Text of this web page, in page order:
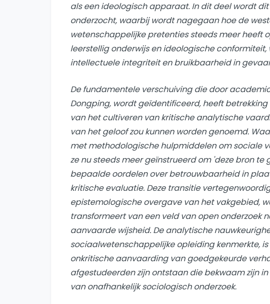
als een ideologisch apparaat. In dit deel wordt
onderzocht, waarbij wordt nagegaan hoe de
wetenschappelijke pretenties steeds meer heeft
leerstellig onderwijs en ideologische
intellectuele integriteit en bruikbaarheid in
De fundamentele verschuiving die door
Dongping, wordt geïdentificeerd, heeft
van het cultiveren van kritische analytische
van het geloof zou kunnen worden genoemd.
met methodologische hulpmiddelen om sociale
ze nu steeds meer geïnstrueerd om 'deze bron te
bepaalde oordelen over betrouwbaarheid in
kritische evaluatie. Deze transitie
epistemologische overgave van het vakgebied,
transformeert van een veld van open onderzoek
aanvaarde wijsheid. De analytische
sociaalwetenschappelijke opleiding kenmerkte,
onkritische aanvaarding van goedgekeurde
afgestudeerden zijn ontstaan ​​die bekwaam zijn
van onafhankelijk sociologisch onderzoek.